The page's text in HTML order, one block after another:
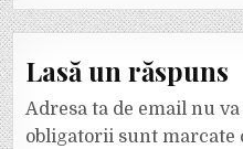
Lasă un răspuns
Adresa ta de email nu
obligatorii sunt marcate